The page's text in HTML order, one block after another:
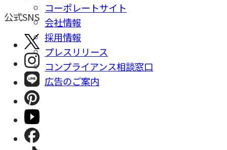
コーポレートサイト
会社情報
採⽤情報
プレスリリース
コンプライアンス相談窓⼝
広告のご案内
公式SNS